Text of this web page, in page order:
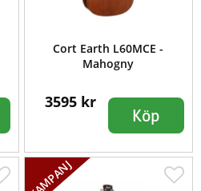
Cort Earth L60MCE -
Mahogny
3595 kr
Köp